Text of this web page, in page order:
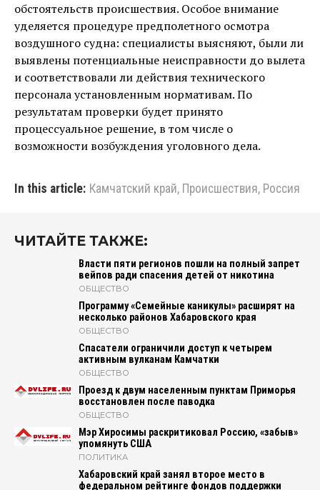
обстоятельств происшествия. Особое внимание
уделяется процедуре предполетного осмотра
воздушного судна: специалисты выясняют, были ли
выявлены потенциальные неисправности до вылета
и соответствовали ли действия технического
персонала установленным нормативам. По
результатам проверки будет принято
процессуальное решение, в том числе о
возможности возбуждения уголовного дела.
In this article: Камчатский край, Происшествия, Россия
ЧИТАЙТЕ ТАКЖЕ:
Власти пяти регионов пошли на полный запрет
вейпов ради спасения детей от никотина
ОБЩЕСТВО
Программу «Семейные каникулы» расширят на
несколько районов Хабаровского края
ОБЩЕСТВО
Спасатели ограничили доступ к четырем
активным вулканам Камчатки
ОБЩЕСТВО
Проезд к двум населенным пунктам Приморья
восстановлен после паводка
ОБЩЕСТВО
Мэр Хиросимы раскритиковал Россию, «забыв»
упомянуть США
ПОЛИТИКА
Хабаровский край занял второе место в
федеральном рейтинге фондов поддержки